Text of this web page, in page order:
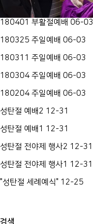
180401 부활절예배 06-03
180325 주일예배 06-03
180311 주일예배 06-03
180304 주일예배 06-03
180204 주일예배 06-03
성탄절 예배2 12-31
성탄절 예배1 12-31
성탄절 전야제 행사2 12-31
성탄절 전야제 행사1 12-31
"성탄절 세례예식" 12-25
검색